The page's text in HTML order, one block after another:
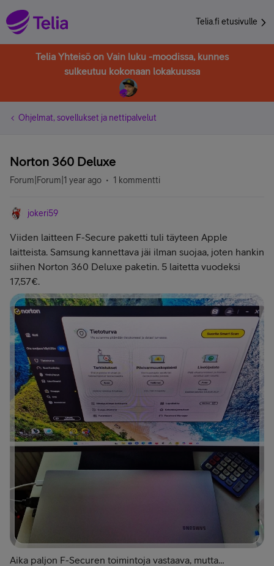
Telia.fi etusivulle
Telia Yhteisö on Vain luku -moodissa, kunnes
sulkeutuu kokonaan lokakuussa
Ohjelmat, sovellukset ja nettipalvelut
Norton 360 Deluxe
Forum|Forum|1 year ago 1 kommentti
jokeri59
Viiden laitteen F-Secure paketti tuli täyteen Apple
laitteista. Samsung kannettava jäi ilman suojaa, joten hankin
siihen Norton 360 Deluxe paketin. 5 laitetta vuodeksi
17,57€.
Aika paljon F-Securen toimintoja vastaava, mutta…